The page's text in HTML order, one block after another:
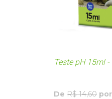
Teste pH 15ml
De R$ 14,60